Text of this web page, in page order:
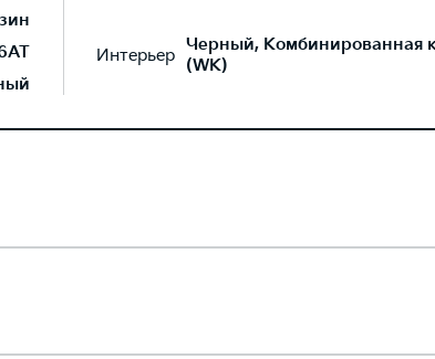
Интерьер Черный, Комбинированная
(WK)